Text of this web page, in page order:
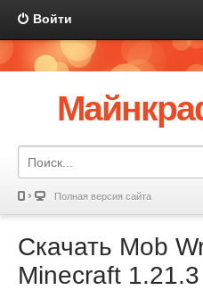
Войти
Полная версия сайта
Скачать Mob
Minecraft 1.21.3